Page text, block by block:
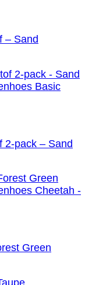
– Sand
2-pack – Sand
Green